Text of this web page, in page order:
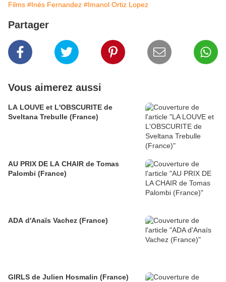
Films #Inés Fernandez #Imanol Ortiz Lopez
Partager
Vous aimerez aussi
LA LOUVE et L'OBSCURITE de
Sveltana Trebulle (France)
AU PRIX DE LA CHAIR de Tomas
Palombi (France)
ADA d'Anaïs Vachez (France)
GIRLS de Julien Hosmalin (France)